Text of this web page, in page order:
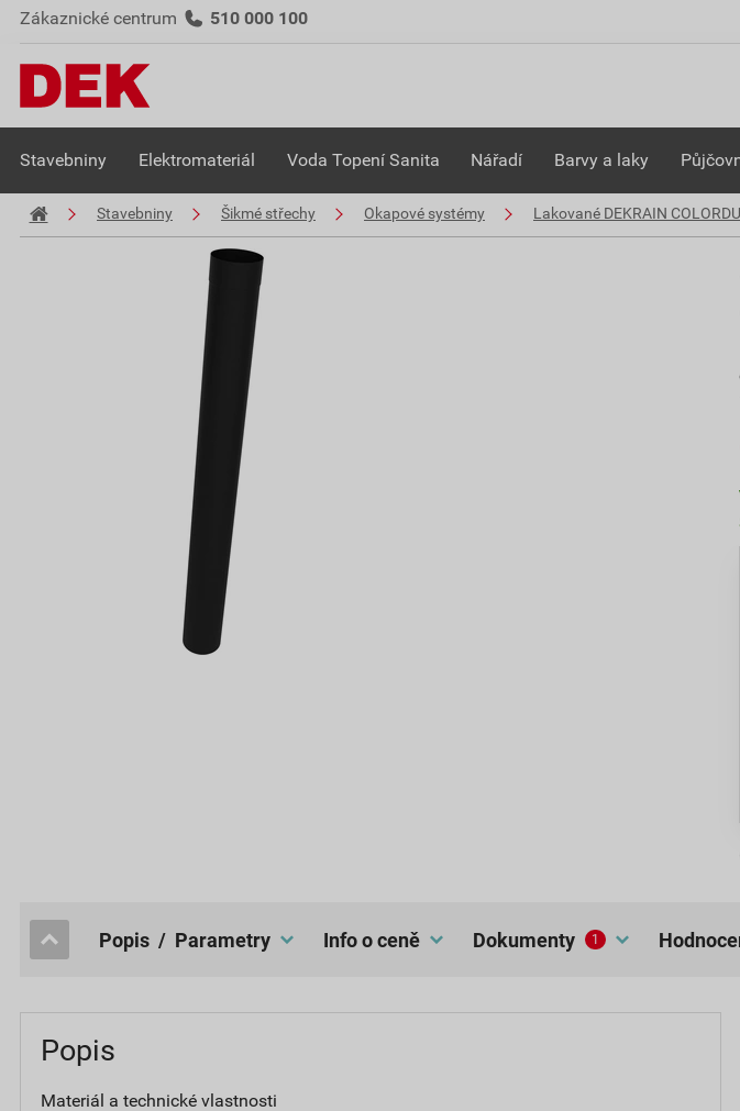
Zákaznické centrum 510 000 100
Stavebniny Elektromateriál Voda Topení Sanita Nářadí Barvy a laky
Stavebniny Šikmé střechy Okapové systémy Lakované DEKRAIN
popis / Parametry Info o ceně dokumenty 1
Popis
Materiál a technické vlastnosti